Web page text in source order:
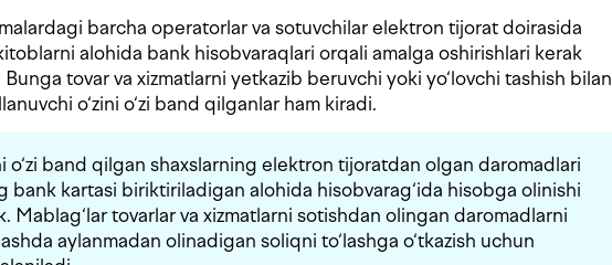
barcha operatorlar va sotuvchilar elektron tijorat doirasida
alohida bank hisobvaraqlari orqali amalga oshirishlari kerak
Bunga tovar va xizmatlarni yetkazib beruvchi yoki yo‘lovchi tashish bilan
o‘zini o‘zi band qilganlar ham kiradi.
o‘zi band qilgan shaxslarning elektron tijoratdan olgan daromadlari
bank kartasi biriktiriladigan alohida hisobvarag‘ida hisobga olinishi
Mablag‘lar tovarlar va xizmatlarni sotishdan olingan daromadlarni
aylanmadan olinadigan soliqni to‘lashga o‘tkazish uchun